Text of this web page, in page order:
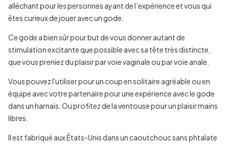
alléchant pour les personnes ayant de l’expérience et vous qui
êtes curieux de jouer avec un gode.
Ce gode a bien sûr pour but de vous donner autant de
stimulation excitante que possible avec sa tête très distincte,
que vous preniez du plaisir par voie vaginale ou par voie anale.
Vous pouvez l'utiliser pour un coup en solitaire agréable ou en
équipe avec votre partenaire pour une expérience avec le gode
dans un harnais. Ou profitez de la ventouse pour un plaisir mains
libres.
Il est fabriqué aux États-Unis dans un caoutchouc sans phtalate